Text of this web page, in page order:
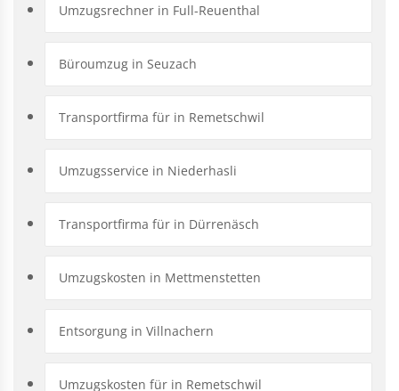
Umzugsrechner in Full-Reuenthal
Büroumzug in Seuzach
Transportfirma für in Remetschwil
Umzugsservice in Niederhasli
Transportfirma für in Dürrenäsch
Umzugskosten in Mettmenstetten
Entsorgung in Villnachern
Umzugskosten für in Remetschwil